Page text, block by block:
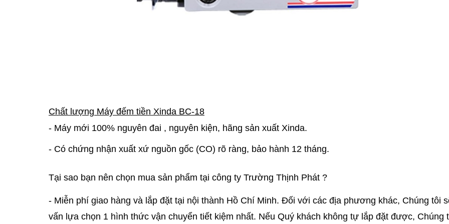
Chất lượng Máy đếm tiền Xinda BC-18
- Máy mới 100% nguyên đai , nguyên kiện, hãng sản xuất Xinda.
- Có chứng nhận xuất xứ nguồn gốc (CO) rõ ràng, bảo hành 12 tháng.
Tại sao bạn nên chọn mua sản phẩm tại công ty Trường Thịnh Phát ?
- Miễn phí giao hàng và lắp đặt tại nội thành Hồ Chí Minh. Đối với các địa phương khác, Chúng tôi
vấn lựa chọn 1 hình thức vận chuyển tiết kiệm nhất. Nếu Quý khách không tự lắp đặt được, Chúng